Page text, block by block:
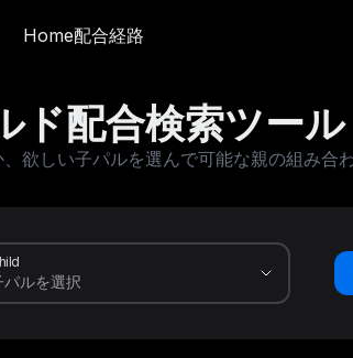
Home配合経路
ド配合検索ツール
欲しい子パルを選んで可能な親の組み合